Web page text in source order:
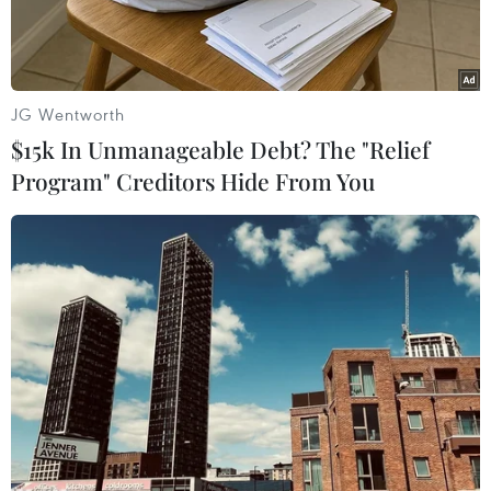
Ảnh minh họa. (Nguồn: TTXVN)
Theo Trung tâm Dự báo Khí tượng Thủy văn
Quốc gia, sáng sớm 29/10, do ảnh hưởng của
không khí lạnh tăng cường kết hợp rìa phía
Đông Bắc hoàn lưu vùng áp thấp suy yếu từ cơn
JG Wentworth
$15k In Unmanageable Debt? The "Relief
Program" Creditors Hide From You